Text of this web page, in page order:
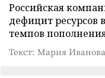
Российская
дефицит ресурсов
темпов
Текст: Мария Иванова